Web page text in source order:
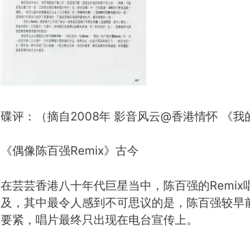
碟评：（摘自2008年 影音风云@香港情怀 《我
《偶像陈百强Remix》古今
在芸芸香港八十年代巨星当中，陈百强的Remix
及，其中最令人感到不可思议的是，陈百强较
要紧，唱片最终只出现在电台宣传上。